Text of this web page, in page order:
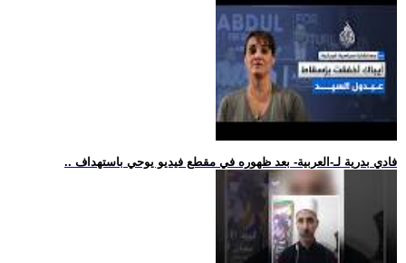
.. فادي بدرية لـ-العربية- بعد ظهوره في مقطع فيديو يوحي باستهداف